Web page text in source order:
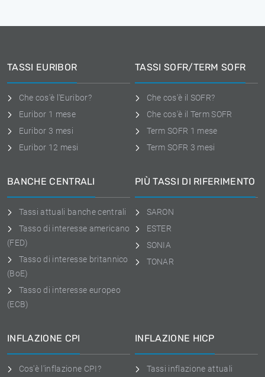
TASSI EURIBOR
Che cos'è l'Euribor?
Euribor 1 mese
Euribor 3 mesi
Euribor 12 mesi
TASSI SOFR/TERM SOFR
Che cos'è il SOFR?
Che cos'è il Term SOFR
Term SOFR 1 mese
Term SOFR 3 mesi
BANCHE CENTRALI
Tassi attuali banche centrali
Tasso di interesse americano
(FED)
Tasso di interesse britannico
(BoE)
Tasso di interesse europeo
(ECB)
PIÙ TASSI DI RIFERIMENTO
SARON
ESTER
SONIA
TONAR
INFLAZIONE CPI
Cos'è l'inflazione CPI?
INFLAZIONE HICP
Tassi inflazione attuali